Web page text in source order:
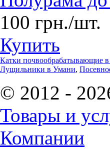
100 грн./шт.
Купить
Катки почвообрабатывающие
Лущильники в Умани,
© 2012 -
Товары и
Компании